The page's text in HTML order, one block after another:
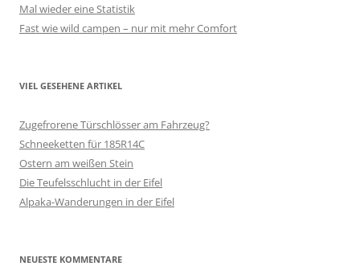
Mal wieder eine Statistik
Fast wie wild campen – nur mit mehr Comfort
VIEL GESEHENE ARTIKEL
Zugefrorene Türschlösser am Fahrzeug?
Schneeketten für 185R14C
Ostern am weißen Stein
Die Teufelsschlucht in der Eifel
Alpaka-Wanderungen in der Eifel
NEUESTE KOMMENTARE